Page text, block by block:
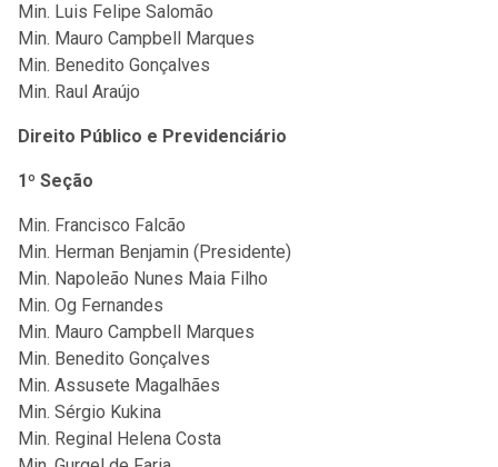
Min. Luis Felipe Salomão
Min. Mauro Campbell Marques
Min. Benedito Gonçalves
Min. Raul Araújo
Direito Público e Previdenciário
1º Seção
Min. Francisco Falcão
Min. Herman Benjamin (Presidente)
Min. Napoleão Nunes Maia Filho
Min. Og Fernandes
Min. Mauro Campbell Marques
Min. Benedito Gonçalves
Min. Assusete Magalhães
Min. Sérgio Kukina
Min. Reginal Helena Costa